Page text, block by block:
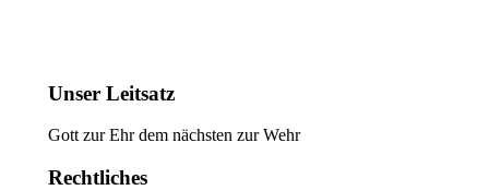
Unser Leitsatz
Gott zur Ehr dem nächsten zur Wehr
Rechtliches